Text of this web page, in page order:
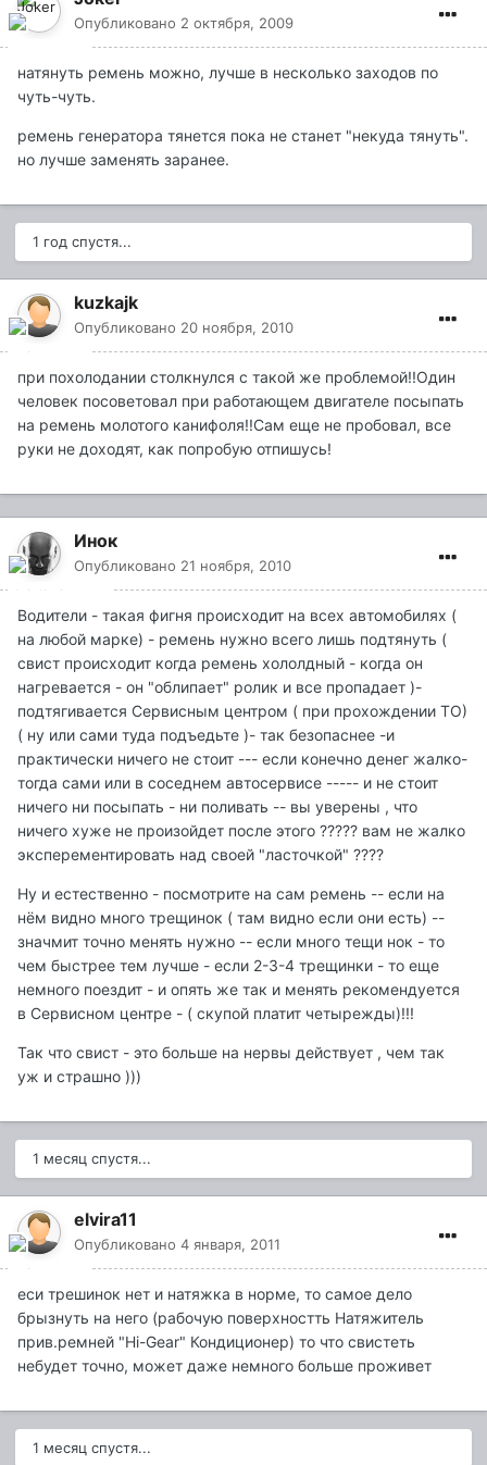
Опубликовано 2 октября, 2009
натянуть ремень можно, лучше в несколько заходов по
чуть-чуть.
ремень генератора тянется пока не станет "некуда тянуть".
но лучше заменять заранее.
1 год спустя...
kuzkajk
Опубликовано 20 ноября, 2010
при похолодании столкнулся с такой же проблемой!!Один
человек посоветовал при работающем двигателе посыпать
на ремень молотого канифоля!!Сам еще не пробовал, все
руки не доходят, как попробую отпишусь!
Инок
Опубликовано 21 ноября, 2010
Водители - такая фигня происходит на всех автомобилях (
на любой марке) - ремень нужно всего лишь подтянуть (
свист происходит когда ремень хололдный - когда он
нагревается - он "облипает" ролик и все пропадает )-
подтягивается Сервисным центром ( при прохождении ТО)
( ну или сами туда подъедьте )- так безопаснее -и
практически ничего не стоит --- если конечно денег жалко-
тогда сами или в соседнем автосервисе ----- и не стоит
ничего ни посыпать - ни поливать -- вы уверены , что
ничего хуже не произойдет после этого ????? вам не жалко
эксперементировать над своей "ласточкой" ????
Ну и естественно - посмотрите на сам ремень -- если на
нём видно много трещинок ( там видно если они есть) --
значмит точно менять нужно -- если много тещи нок - то
чем быстрее тем лучше - если 2-3-4 трещинки - то еще
немного поездит - и опять же так и менять рекомендуется
в Сервисном центре - ( скупой платит четырежды)!!!
Так что свист - это больше на нервы действует , чем так
уж и страшно )))
1 месяц спустя...
elvira11
Опубликовано 4 января, 2011
еси трешинок нет и натяжка в норме, то самое дело
брызнуть на него (рабочую поверхностть Натяжитель
прив.ремней "Hi-Gear" Кондиционер) то что свистеть
небудет точно, может даже немного больше проживет
1 месяц спустя...